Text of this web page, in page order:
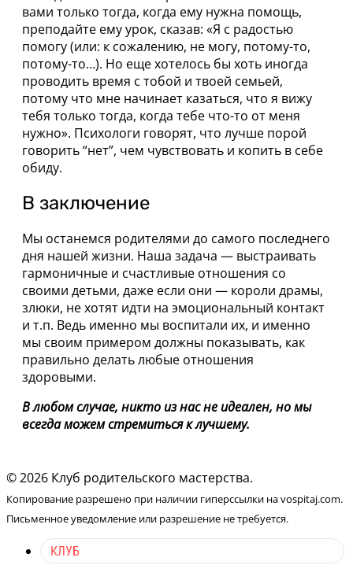
вами только тогда, когда ему нужна помощь,
преподайте ему урок, сказав: «Я с радостью
помогу (или: к сожалению, не могу, потому-то,
потому-то…). Но еще хотелось бы хоть иногда
проводить время с тобой и твоей семьей,
потому что мне начинает казаться, что я вижу
тебя только тогда, когда тебе что-то от меня
нужно». Психологи говорят, что лучше порой
говорить “нет”, чем чувствовать и копить в себе
обиду.
В заключение
Мы останемся родителями до самого последнего
дня нашей жизни. Наша задача — выстраивать
гармоничные и счастливые отношения со
своими детьми, даже если они — короли драмы,
злюки, не хотят идти на эмоциональный контакт
и т.п. Ведь именно мы воспитали их, и именно
мы своим примером должны показывать, как
правильно делать любые отношения
здоровыми.
В любом случае, никто из нас не идеален, но мы
всегда можем стремиться к лучшему.
© 2026 Клуб родительского мастерства.
Копирование разрешено при наличии гиперссылки на vospitaj.com.
Письменное уведомление или разрешение не требуется.
КЛУБ